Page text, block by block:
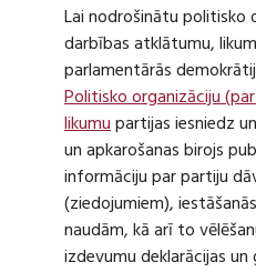
Lai nodrošinātu politisko
darbības atklātumu,
parlamentārās
Politisko organizāciju
likumupartijas iesniedz
un apkarošanas birojs
informāciju par partiju
(ziedojumiem),
naudām, kā arī to
izdevumu deklarācijas